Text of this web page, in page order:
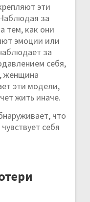
эти
за
тем, как они
эмоции или
за
себя,
женщина
эти модели,
жить иначе.
что
себя